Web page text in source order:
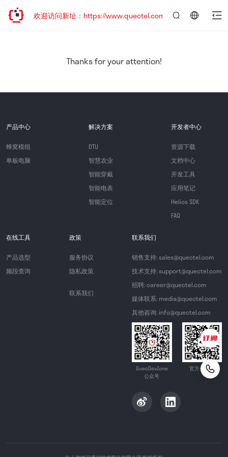
已迁移，欢迎访问新址：https://www.quectel.com.cn
Thanks for your attention!
产品中心
蜂窝模组
单板电脑
解决方案
DTU
智慧农业
智能穿戴
智能电表
智能定位
开发者中心
资源下载
文档中心
开发工具
应用笔记
Helios SDK
FAQ
在线工具
产品选型
频段查询
政策
服务协议
隐私政策
联系我们
联系我们
销售支持: sales@quectel.com
技术支持: support@quectel.com
招聘: career@quectel.com
媒体联系: media@quectel.com
其他咨询: info@quectel.com
QuecDevZone
公众号
官方公众号